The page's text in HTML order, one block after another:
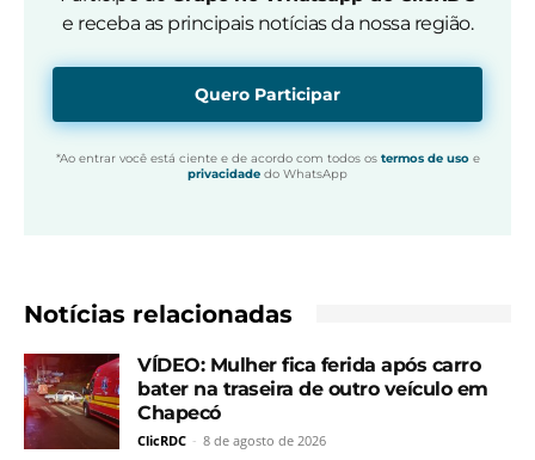
e receba as principais notícias da nossa região.
Quero Participar
*Ao entrar você está ciente e de acordo com todos os termos de usoe
privacidade do WhatsApp
Notícias relacionadas
VÍDEO: Mulher fica ferida após carro
bater na traseira de outro veículo em
Chapecó
ClicRDC - 8 de agosto de 2026